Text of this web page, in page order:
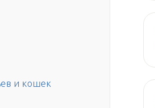
и кошек